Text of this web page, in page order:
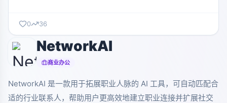
0 36
NetworkAI
商业办公
NetworkAI 是一款用于拓展职业人脉的 AI 工具，可自动匹配合
适的行业联系人，帮助用户更高效地建立职业连接并扩展社交